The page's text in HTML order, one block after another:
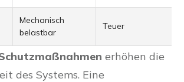
Mechanisch
belastbar
Teuer
erhöhen die
des Systems. Eine